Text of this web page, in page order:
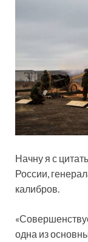
Начну я с
России,
калибров.
одна из